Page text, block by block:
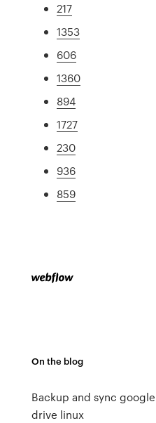
217
1353
606
1360
894
1727
230
936
859
On the blog
Backup and sync google
drive linux